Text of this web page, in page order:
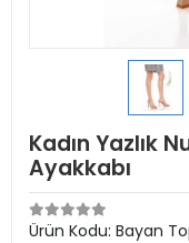
Kadın Yazlık
Ayakkabı
Ürün Kodu: Bayan